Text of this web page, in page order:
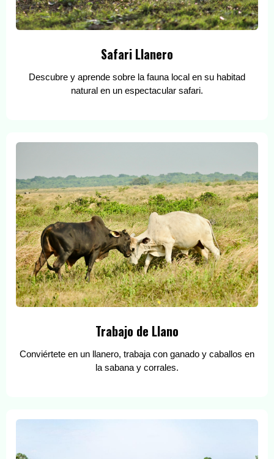
Safari Llanero
Descubre y aprende sobre la fauna local en su habitad
natural en un espectacular safari.
Trabajo de Llano
Conviértete en un llanero, trabaja con ganado y caballos en
la sabana y corrales.